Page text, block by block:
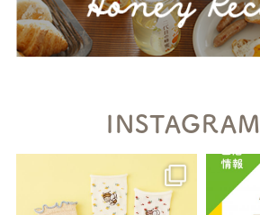
INSTAGRAM